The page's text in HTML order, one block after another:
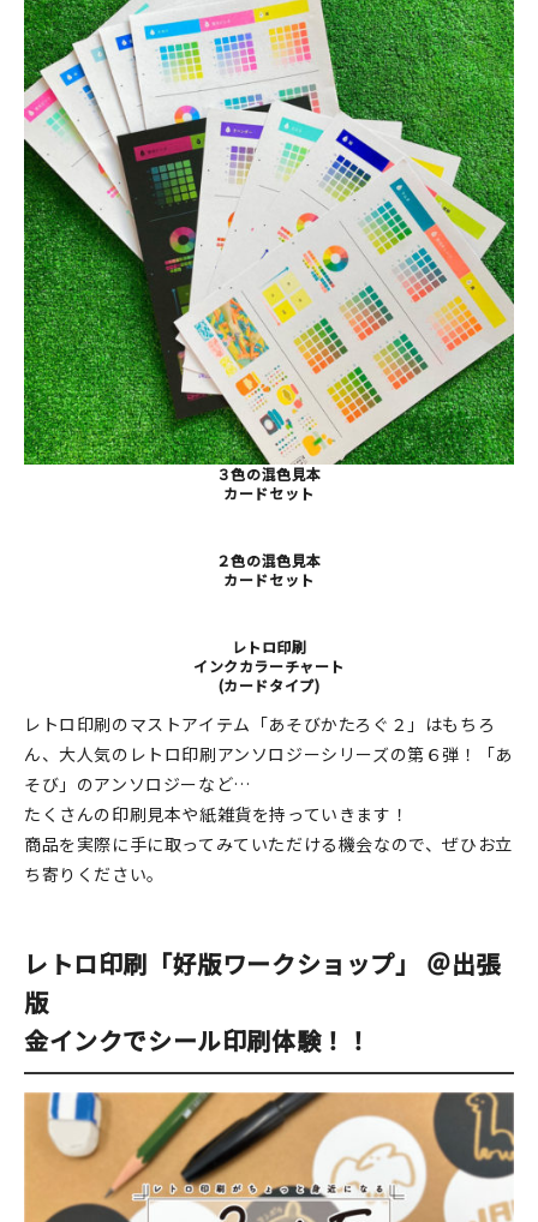
３色の混色見本
カードセット
２色の混色見本
カードセット
レトロ印刷
インクカラーチャート
(カードタイプ)
レトロ印刷のマストアイテム「あそびかたろぐ２」はもちろ
ん、大人気のレトロ印刷アンソロジーシリーズの第６弾！「あ
そび」のアンソロジーなど…
たくさんの印刷見本や紙雑貨を持っていきます！
商品を実際に手に取ってみていただける機会なので、ぜひお立
ち寄りください。
レトロ印刷「好版ワークショップ」 ＠出張
版
金インクでシール印刷体験！！